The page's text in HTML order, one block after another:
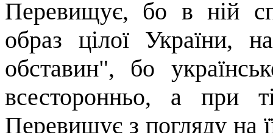
Перевищує, бо в ній
образ цілої України,
обставин", бо
всесторонньо, а при
Переви­щує з погляду на